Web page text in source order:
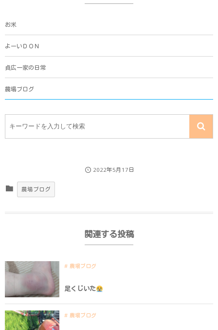
お米
よーいＤＯＮ
貞広一家の日常
農場ブログ
2022年5月17日
農場ブログ
関連する投稿
農場ブログ
足くじいた
農場ブログ